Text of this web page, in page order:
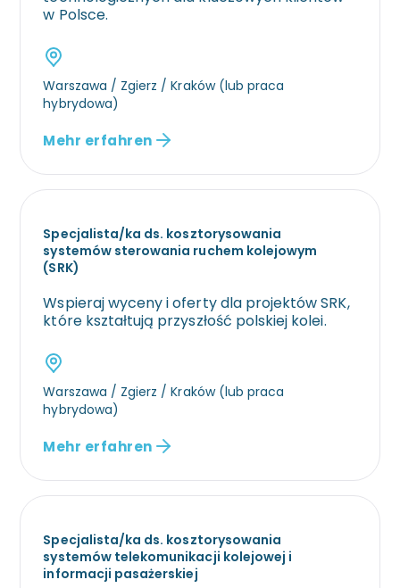
w Polsce.
Warszawa / Zgierz / Kraków (lub praca
hybrydowa)
Mehr erfahren
Specjalista/ka ds. kosztorysowania
systemów sterowania ruchem kolejowym
(SRK)
Wspieraj wyceny i oferty dla projektów SRK,
które kształtują przyszłość polskiej kolei.
Warszawa / Zgierz / Kraków (lub praca
hybrydowa)
Mehr erfahren
Specjalista/ka ds. kosztorysowania
systemów telekomunikacji kolejowej i
informacji pasażerskiej